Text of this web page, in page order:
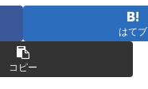
はてブ
コピー